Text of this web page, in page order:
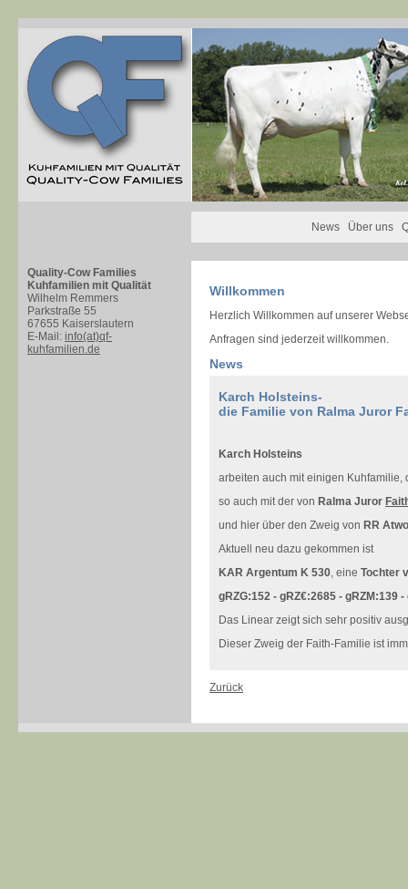
Quality-Cow Families
Kuhfamilien mit Qualität
Wilhelm Remmers
Parkstraße 55
67655 Kaiserslautern
E-Mail: info(at)qf-
kuhfamilien.de
News Über uns
Willkommen
Herzlich Willkommen auf unserer
Anfragen sind jederzeit willkommen.
News
Karch Holsteins-
die Familie von Ralma Juror
Karch Holsteins
arbeiten auch mit einigen
so auch mit der von Ralma Juror
und hier über den Zweig von RR
Aktuell neu dazu gekommen ist
KAR Argentum K 530, eine Tochter
gRZG:152 - gRZ€:2685 - gRZM:139
Das Linear zeigt sich sehr positiv
Dieser Zweig der Faith-Familie ist
Zurück